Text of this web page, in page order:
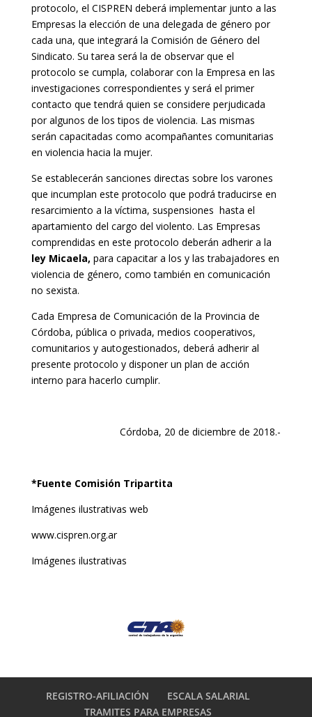
protocolo, el CISPREN deberá implementar junto a las
Empresas la elección de una delegada de género por
cada una, que integrará la Comisión de Género del
Sindicato. Su tarea será la de observar que el
protocolo se cumpla, colaborar con la Empresa en las
investigaciones correspondientes y será el primer
contacto que tendrá quien se considere perjudicada
por algunos de los tipos de violencia. Las mismas
serán capacitadas como acompañantes comunitarias
en violencia hacia la mujer.
Se establecerán sanciones directas sobre los varones
que incumplan este protocolo que podrá traducirse en
resarcimiento a la víctima, suspensiones hasta el
apartamiento del cargo del violento. Las Empresas
comprendidas en este protocolo deberán adherir a la
ley Micaela, para capacitar a los y las trabajadores en
violencia de género, como también en comunicación
no sexista.
Cada Empresa de Comunicación de la Provincia de
Córdoba, pública o privada, medios cooperativos,
comunitarios y autogestionados, deberá adherir al
presente protocolo y disponer un plan de acción
interno para hacerlo cumplir.
Córdoba, 20 de diciembre de 2018.-
*Fuente Comisión Tripartita
Imágenes ilustrativas web
www.cispren.org.ar
Imágenes ilustrativas
REGISTRO-AFILIACIÓN
ESCALA SALARIAL
TRAMITES PARA EMPRESAS